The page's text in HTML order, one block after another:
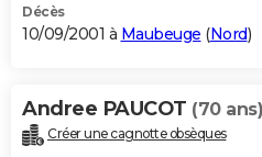
Décès
10/09/2001 à Maubeuge (Nord)
Andree PAUCOT (70 ans)
Créer une cagnotte obsèques